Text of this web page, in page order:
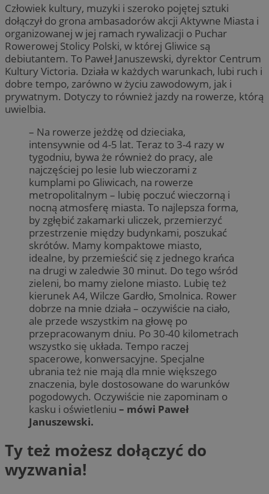
Człowiek kultury, muzyki i szeroko pojętej sztuki
dołączył do grona ambasadorów akcji Aktywne Miasta i
organizowanej w jej ramach rywalizacji o Puchar
Rowerowej Stolicy Polski, w której Gliwice są
debiutantem. To Paweł Januszewski, dyrektor Centrum
Kultury Victoria. Działa w każdych warunkach, lubi ruch i
dobre tempo, zarówno w życiu zawodowym, jak i
prywatnym. Dotyczy to również jazdy na rowerze, którą
uwielbia.
– Na rowerze jeżdżę od dzieciaka,
intensywnie od 4-5 lat. Teraz to 3-4 razy w
tygodniu, bywa że również do pracy, ale
najczęściej po lesie lub wieczorami z
kumplami po Gliwicach, na rowerze
metropolitalnym – lubię poczuć wieczorną i
nocną atmosferę miasta. To najlepsza forma,
by zgłębić zakamarki uliczek, przemierzyć
przestrzenie między budynkami, poszukać
skrótów. Mamy kompaktowe miasto,
idealne, by przemieścić się z jednego krańca
na drugi w zaledwie 30 minut. Do tego wśród
zieleni, bo mamy zielone miasto. Lubię też
kierunek A4, Wilcze Gardło, Smolnica. Rower
dobrze na mnie działa – oczywiście na ciało,
ale przede wszystkim na głowę po
przepracowanym dniu. Po 30-40 kilometrach
wszystko się układa. Tempo raczej
spacerowe, konwersacyjne. Specjalne
ubrania też nie mają dla mnie większego
znaczenia, byle dostosowane do warunków
pogodowych. Oczywiście nie zapominam o
kasku i oświetleniu – mówi Paweł
Januszewski.
Ty też możesz dołączyć do
wyzwania!